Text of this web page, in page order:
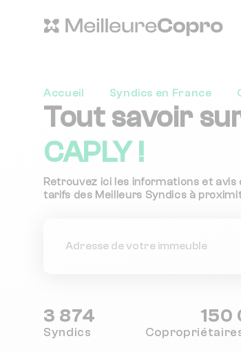
Accueil Syndics en France
Tout savoir
CAPLY !
Retrouvez ici les informations et
tarifs des Meilleurs Syndics à
3 874
Syndics
150